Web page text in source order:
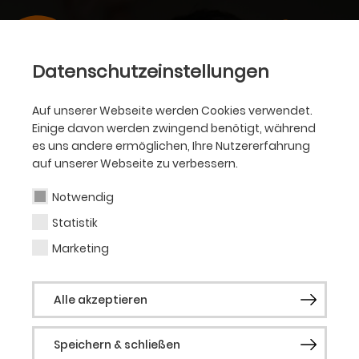
Datenschutzeinstellungen
Auf unserer Webseite werden Cookies verwendet.
Einige davon werden zwingend benötigt, während
es uns andere ermöglichen, Ihre Nutzererfahrung
auf unserer Webseite zu verbessern.
Notwendig
Statistik
Marketing
Alle akzeptieren
Speichern & schließen